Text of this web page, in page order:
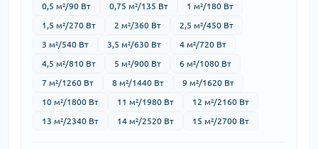
0,5 м²/90 Вт 0,75 м²/135 Вт 1 м²/180 Вт
1,5 м²/270 Вт 2 м²/360 Вт 2,5 м²/450 Вт
3 м²/540 Вт 3,5 м²/630 Вт 4 м²/720 Вт
4,5 м²/810 Вт 5 м²/900 Вт 6 м²/1080 Вт
7 м²/1260 Вт 8 м²/1440 Вт 9 м²/1620 Вт
10 м²/1800 Вт 11 м²/1980 Вт 12 м²/2160 Вт
13 м²/2340 Вт 14 м²/2520 Вт 15 м²/2700 Вт